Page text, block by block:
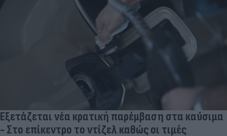
Εξετάζεται νέα κρατική παρέμβαση στα καύσιμα
- Στο επίκεντρο το ντίζελ καθώς οι τιμές